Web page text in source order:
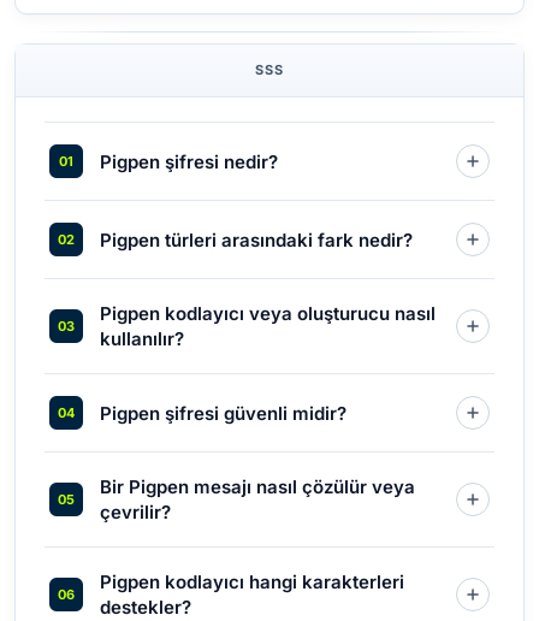
SSS
Pigpen şifresi nedir?
Pigpen türleri arasındaki fark nedir?
Pigpen kodlayıcı veya oluşturucu nasıl
kullanılır?
Pigpen şifresi güvenli midir?
Bir Pigpen mesajı nasıl çözülür veya
çevrilir?
Pigpen kodlayıcı hangi karakterleri
destekler?